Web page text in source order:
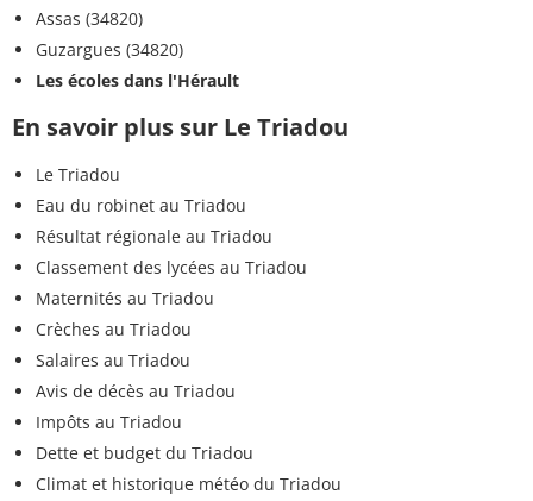
Assas (34820)
Guzargues (34820)
Les écoles dans l'Hérault
En savoir plus sur Le Triadou
Le Triadou
Eau du robinet au Triadou
Résultat régionale au Triadou
Classement des lycées au Triadou
Maternités au Triadou
Crèches au Triadou
Salaires au Triadou
Avis de décès au Triadou
Impôts au Triadou
Dette et budget du Triadou
Climat et historique météo du Triadou